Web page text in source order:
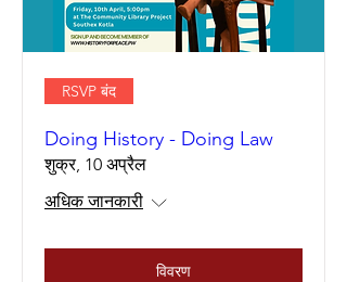
RSVP बंद
Doing History - Doing Law
शुक्र, 10 अप्रैल
अधिक जानकारी
विवरण